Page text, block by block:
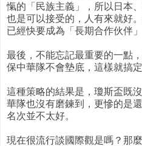
愾的「民族主義」，所以日本
也是可以接受的，人有來就好
已經快要成為「長期合作伙伴
最後，不能忘記最重要的一點
保中華隊不會墊底，這樣就搞定
這種策略的結果是，瓊斯盃既
華隊也沒有磨鍊到，更慘的是
名次並不太好。
現在很流行談國際觀是嗎？那